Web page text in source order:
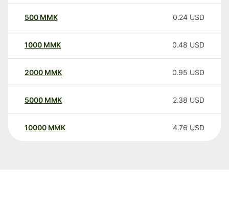
500 MMK 0.24 USD
1000 MMK 0.48 USD
2000 MMK 0.95 USD
5000 MMK 2.38 USD
10000 MMK 4.76 USD